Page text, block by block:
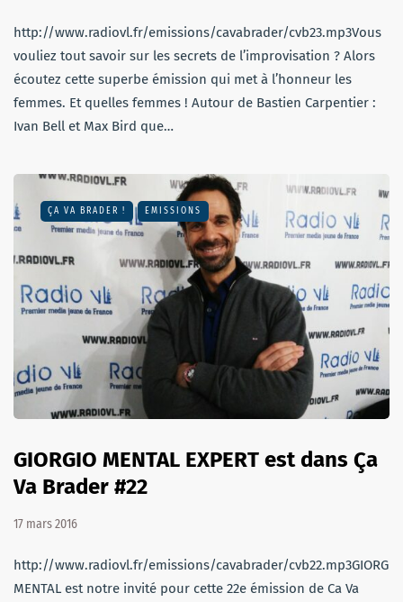
http://www.radiovl.fr/emissions/cavabrader/cvb23.mp3Vous
vouliez tout savoir sur les secrets de l’improvisation ? Alors
écoutez cette superbe émission qui met à l’honneur les
femmes. Et quelles femmes ! Autour de Bastien Carpentier :
Ivan Bell et Max Bird que…
ÇA VA BRADER ! EMISSIONS
GIORGIO MENTAL EXPERT est dans Ça
Va Brader #22
17 mars 2016
http://www.radiovl.fr/emissions/cavabrader/cvb22.mp3GIORGIO
MENTAL est notre invité pour cette 22e émission de Ca Va